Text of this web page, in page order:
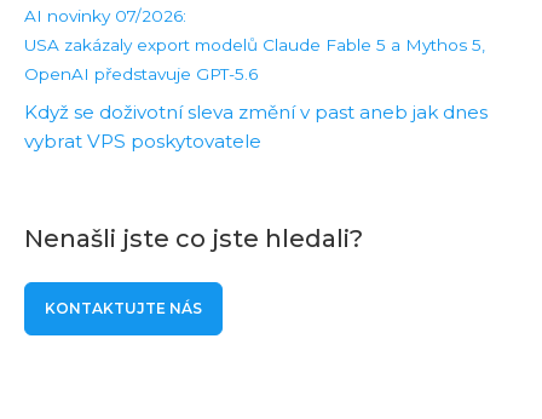
AI novinky 07/2026:
USA zakázaly export modelů Claude Fable 5 a Mythos 5,
OpenAI představuje GPT-5.6
Když se doživotní sleva změní v past aneb jak dnes
vybrat VPS poskytovatele
Nenašli jste co jste hledali?
KONTAKTUJTE NÁS